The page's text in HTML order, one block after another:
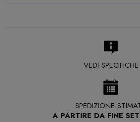
VEDI SPECIFICHE
SPEDIZIONE
A PARTIRE DA FINE